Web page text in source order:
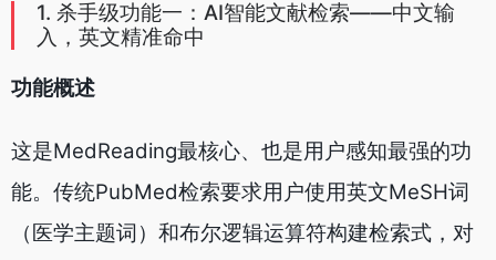
1. 杀手级功能一：AI智能文献检索——中文输
入，英文精准命中
功能概述
这是MedReading最核心、也是用户感知最强的功
能。传统PubMed检索要求用户使用英文MeSH词
（医学主题词）和布尔逻辑运算符构建检索式，对